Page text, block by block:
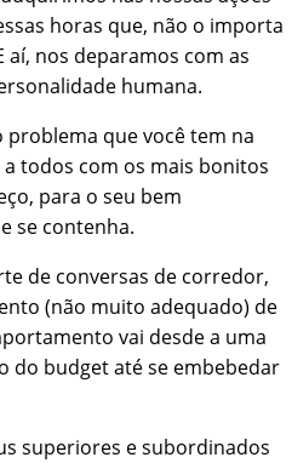
horas que, não o importa
aí, nos deparamos com as
humana.
problema que você tem na
a todos com os mais bonitos
para o seu bem
se contenha.
de conversas de corredor,
(não muito adequado) de
vai desde a uma
do budget até se embebedar
superiores e subordinados